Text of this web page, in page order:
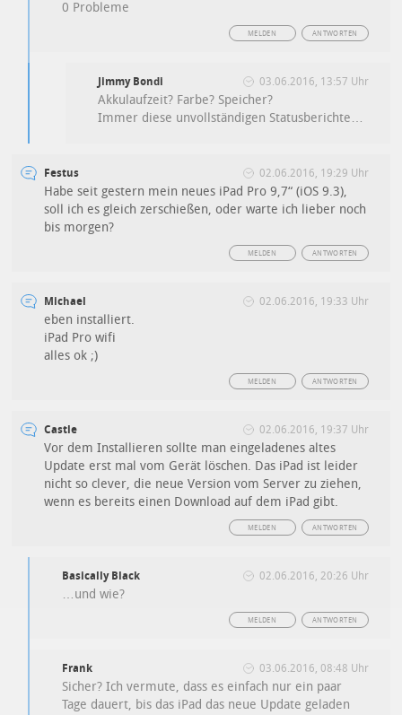
0 Probleme
ANTWORTEN
MELDEN
Jimmy Bondi 03.06.2016, 13:57 Uhr
Akkulaufzeit? Farbe? Speicher?
Immer diese unvollständigen Statusberichte…
Festus 02.06.2016, 19:29 Uhr
Habe seit gestern mein neues iPad Pro 9,7“ (iOS 9.3),
soll ich es gleich zerschießen, oder warte ich lieber noch
bis morgen?
ANTWORTEN
MELDEN
Michael 02.06.2016, 19:33 Uhr
eben installiert.
iPad Pro wifi
alles ok ;)
ANTWORTEN
MELDEN
Castle 02.06.2016, 19:37 Uhr
Vor dem Installieren sollte man eingeladenes altes
Update erst mal vom Gerät löschen. Das iPad ist leider
nicht so clever, die neue Version vom Server zu ziehen,
wenn es bereits einen Download auf dem iPad gibt.
ANTWORTEN
MELDEN
Basically Black 02.06.2016, 20:26 Uhr
…und wie?
ANTWORTEN
MELDEN
Frank 03.06.2016, 08:48 Uhr
Sicher? Ich vermute, dass es einfach nur ein paar
Tage dauert, bis das iPad das neue Update geladen